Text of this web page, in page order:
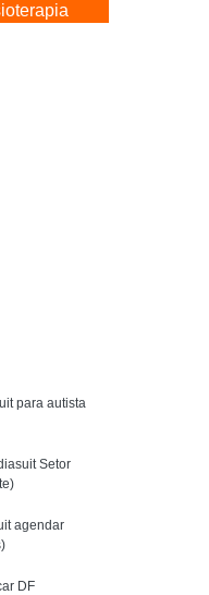
para autista
Setor
agendar
DF